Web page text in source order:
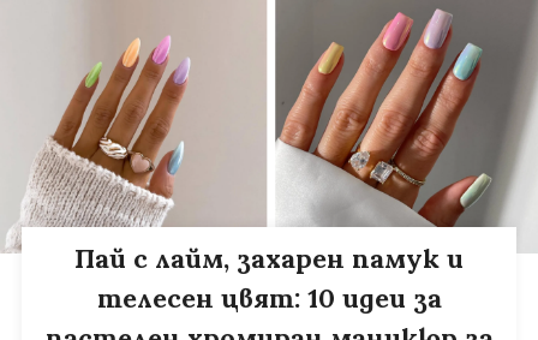
Пай с лайм, захарен памук и
телесен цвят: 10 идеи за